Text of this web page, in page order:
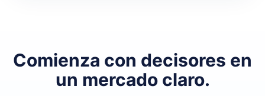
Comienza con decisores en
un mercado claro.